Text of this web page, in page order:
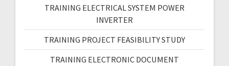
TRAINING ELECTRICAL SYSTEM POWER
INVERTER
TRAINING PROJECT FEASIBILITY STUDY
TRAINING ELECTRONIC DOCUMENT